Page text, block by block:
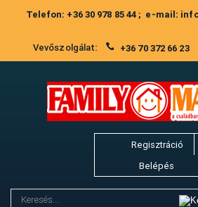
Telefon: +36 30 978 85 44 ; e-mail:
Vevőszolgálat: +36 70 372 66 23
Regisztráció
Belépés